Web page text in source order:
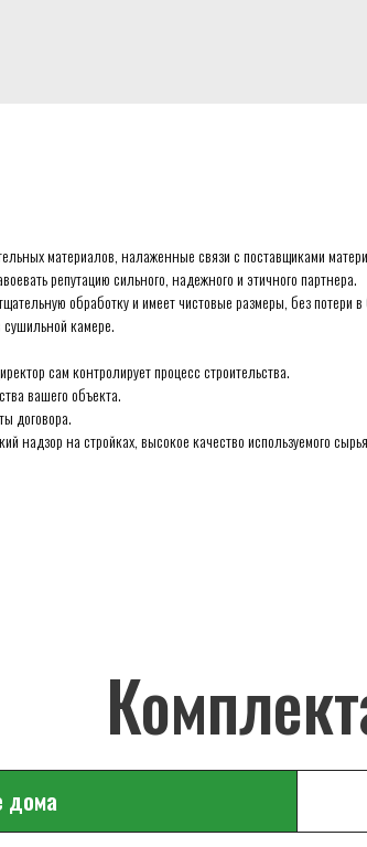
материалов, налаженные связи с поставщиками
репутацию сильного, надежного и этичного партнера.
обработку и имеет чистовые размеры, без
камере.
сам контролирует процесс строительства.
вашего объекта.
договора.
надзор на стройках, высокое качество используемого
дома